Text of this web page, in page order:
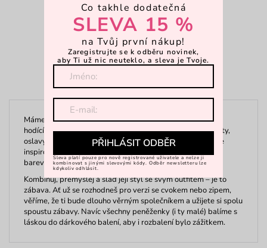
Strana 1 z 1
Máme pro vás stylové malé dámské peněženky skvěle se
hodící do psaníček nebo kabelek, jež si můžete vzít na párty,
oslavy nebo jen tak na večerní procházku. Naši návrháři se
inspirovali barevností kolem nás a výsledkem jsou hravé,
barevné motivy, které tě nadchnou. A proč mít jen jednu?
Kombinuj, přemýšlej a slaď její styl se svým outfitem – je to
zábava. Ať už se rozhodneš pro verzi se cvokem nebo zipem,
věříme, že ti bude dlouho věrným společníkem a užijete si spolu
spoustu zábavy. Navíc všechny peněženky (i ty malé) balíme s
láskou do dárkového balení, aby i rozbalení bylo zážitkem.
Co takhle dodatečná
SLEVA 15 %
na Tvůj první nákup!
Zaregistrujte se k odběru novinek,
aby Ti už nic neuteklo, a sleva je Tvoje.
PŘIHLÁSIT ODBĚR
Sleva platí pouze pro nově registrované uživatele a nelze ji
kombinovat s jinými slevovými kódy. Odběr newsletteru lze
kdykoliv odhlásit.